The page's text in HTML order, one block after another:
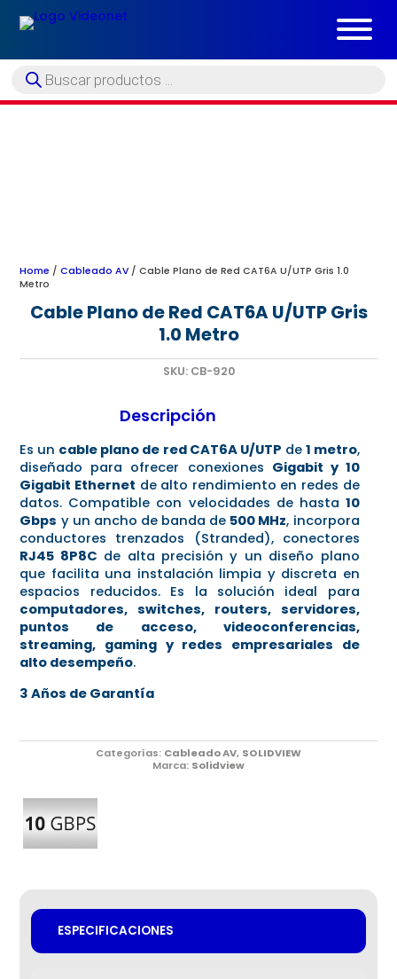
Búsqueda
de
Home /Cableado AV / Cable Plano de Red CAT6A U/UTP Gris 1.0
Metro
Cable Plano de Red CAT6A U/UTP Gris
1.0 Metro
SKU: CB-920
Descripción
Es un cable plano de red CAT6A U/UTP de1 metro,
diseñado para ofrecer conexiones Gigabit y 10
Gigabit Ethernet de alto rendimiento en redes de
datos. Compatible con velocidades de hasta 10
Gbps y un ancho de banda de 500 MHz, incorpora
conductores trenzados (Stranded), conectores
RJ45 8P8C de alta precisión y un diseño plano
que facilita una instalación limpia y discreta en
espacios reducidos. Es la solución ideal para
computadores, switches, routers, servidores,
puntos de acceso, videoconferencias,
streaming, gaming y redes empresariales de
alto desempeño.
3 Años de Garantía
Categorías: Cableado AV, SOLIDVIEW
Marca: Solidview
ESPECIFICACIONES